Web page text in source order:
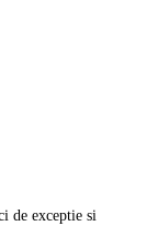
de exceptie si